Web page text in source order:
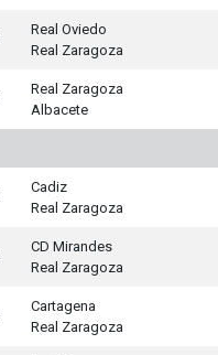
Real Oviedo
Real Zaragoza
Real Zaragoza
Albacete
Cadiz
Real Zaragoza
CD Mirandes
Real Zaragoza
Cartagena
Real Zaragoza